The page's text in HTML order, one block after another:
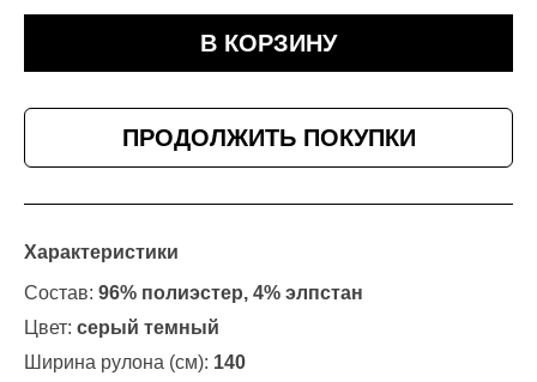
В КОРЗИНУ
ПРОДОЛЖИТЬ ПОКУПКИ
Характеристики
Состав: 96% полиэстер, 4% элпстан
Цвет: серый темный
Ширина рулона (см): 140